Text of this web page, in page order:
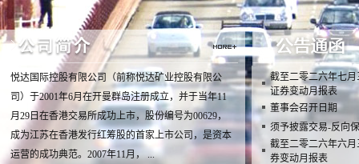
悦达国际控股有限公司（前称悦达矿业控股有限公
司）于2001年6月在开曼群岛注册成立，并于当年11
月29日在香港交易所成功上市，股份编号为00629，
成为江苏在香港发行红筹股的首家上市公司，是资本
运营的成功典范。2007年11月， ...
截至二零二六年七
证券变动月报表
董事会召开日期
须予披露交易-反向
截至二零二六年六
券变动月报表